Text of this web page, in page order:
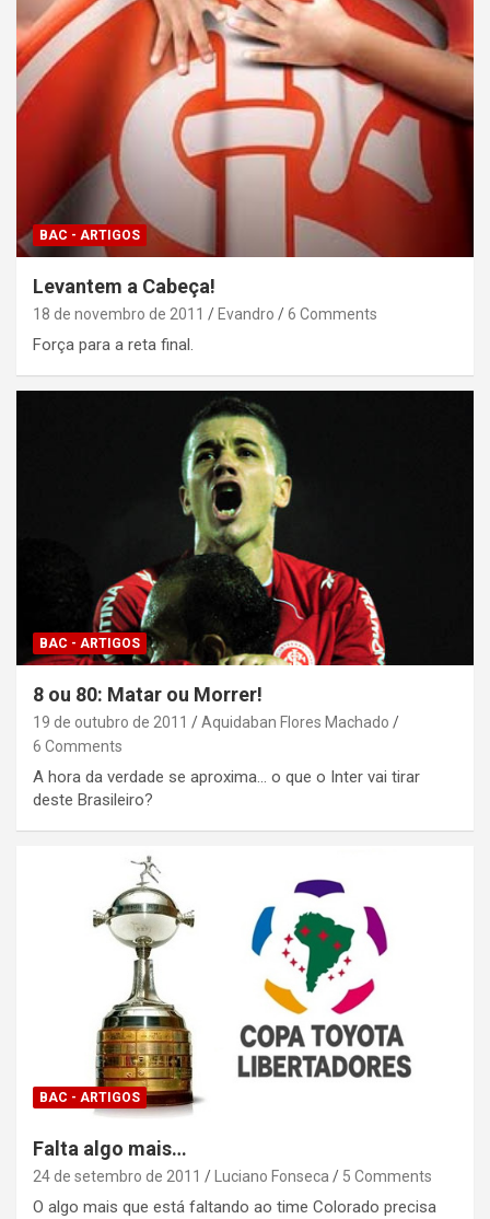
BAC - ARTIGOS
Levantem a Cabeça!
18 de novembro de 2011 Evandro 6 Comments
Força para a reta final.
BAC - ARTIGOS
8 ou 80: Matar ou Morrer!
19 de outubro de 2011
Aquidaban Flores Machado
6 Comments
A hora da verdade se aproxima... o que o Inter vai tirar
deste Brasileiro?
BAC - ARTIGOS
Falta algo mais…
24 de setembro de 2011 Luciano Fonseca 5 Comments
O algo mais que está faltando ao time Colorado precisa